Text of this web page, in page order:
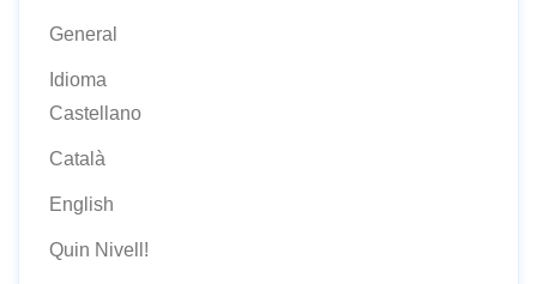
General
Idioma
Castellano
Català
English
Quin Nivell!